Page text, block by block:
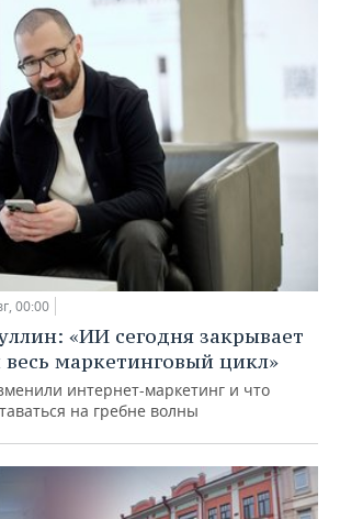
00:00
«ИИ сегодня закрывает
маркетинговый цикл»
интернет-маркетинг и что
на гребне волны